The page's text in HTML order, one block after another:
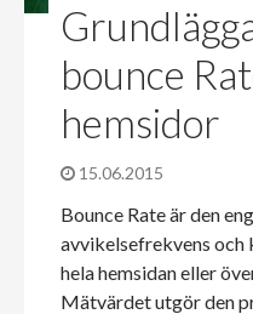
bounce
hemsidor
15.06.2015
Bounce Rate är den
avvikelsefrekvens och
hela hemsidan eller
Mätvärdet utgör den